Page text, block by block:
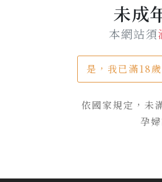
未成
本網站須
是，我已滿18歲
依國家規定，未
孕